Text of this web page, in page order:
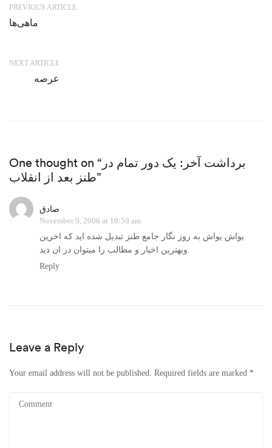
PREVIOUS ARTICLE
ماهی‌ها
NEXT ARTICLE
عرصه
One thought on “برداشت آخر: یک دور تمام در
طنز بعد از انقلاب”
صادق
November 9, 2006 at 10:59 am
یواش یواش به روز نگار جامع طنز تبدیل شده اید که اخرین
وبهترین اخبار و مطالب را میتوان در ان دید.
Reply
Leave a Reply
Your email address will not be published. Required fields are marked *